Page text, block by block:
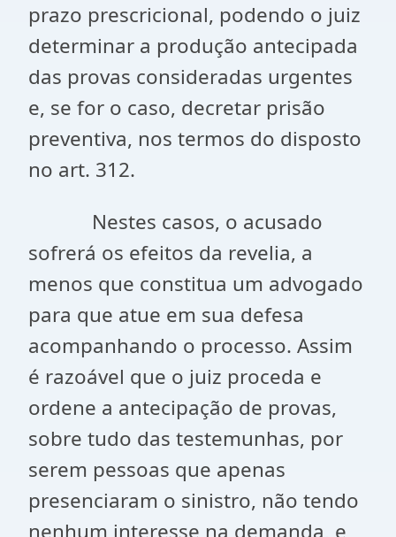
prazo prescricional, podendo o juiz
determinar a produção antecipada
das provas consideradas urgentes
e, se for o caso, decretar prisão
preventiva, nos termos do disposto
no art. 312.
Nestes casos, o acusado
sofrerá os efeitos da revelia, a
menos que constitua um advogado
para que atue em sua defesa
acompanhando o processo. Assim
é razoável que o juiz proceda e
ordene a antecipação de provas,
sobre tudo das testemunhas, por
serem pessoas que apenas
presenciaram o sinistro, não tendo
nenhum interesse na demanda, e